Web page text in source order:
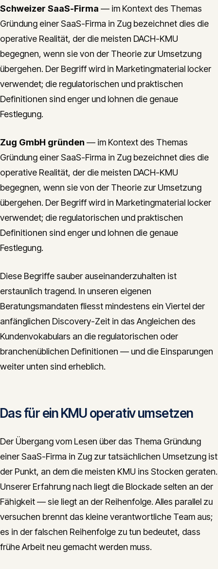
Schweizer SaaS-Firma — im Kontext des Themas
Gründung einer SaaS-Firma in Zug bezeichnet dies die
operative Realität, der die meisten DACH-KMU
begegnen, wenn sie von der Theorie zur Umsetzung
übergehen. Der Begriff wird in Marketingmaterial locker
verwendet; die regulatorischen und praktischen
Definitionen sind enger und lohnen die genaue
Festlegung.
Zug GmbH gründen — im Kontext des Themas
Gründung einer SaaS-Firma in Zug bezeichnet dies die
operative Realität, der die meisten DACH-KMU
begegnen, wenn sie von der Theorie zur Umsetzung
übergehen. Der Begriff wird in Marketingmaterial locker
verwendet; die regulatorischen und praktischen
Definitionen sind enger und lohnen die genaue
Festlegung.
Diese Begriffe sauber auseinanderzuhalten ist
erstaunlich tragend. In unseren eigenen
Beratungsmandaten fliesst mindestens ein Viertel der
anfänglichen Discovery-Zeit in das Angleichen des
Kundenvokabulars an die regulatorischen oder
branchenüblichen Definitionen — und die Einsparungen
weiter unten sind erheblich.
Das für ein KMU operativ umsetzen
Der Übergang vom Lesen über das Thema Gründung
einer SaaS-Firma in Zug zur tatsächlichen Umsetzung ist
der Punkt, an dem die meisten KMU ins Stocken geraten.
Unserer Erfahrung nach liegt die Blockade selten an der
Fähigkeit — sie liegt an der Reihenfolge. Alles parallel zu
versuchen brennt das kleine verantwortliche Team aus;
es in der falschen Reihenfolge zu tun bedeutet, dass
frühe Arbeit neu gemacht werden muss.